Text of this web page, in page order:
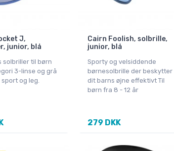
J,
junior, blå
til børn
3-linse og grå
og leg.
Cairn Foolish, solbrille,
junior, blå
Sporty og velsiddende
børnesolbrille der beskytter
dit barns øjne effektivt Til
børn fra 8 - 12 år
279 DKK